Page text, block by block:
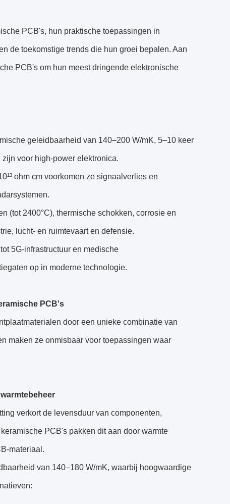
PCB's, hun praktische toepassingen in
de toekomstige trends die hun groei bepalen. Aan
PCB's om hun meest dringende elektronische
geleidbaarheid van 140–200 W/mK, 5–10 keer
voor high-power elektronica.
ohm cm voorkomen ze signaalverlies en
(tot 2400°C), thermische schokken, corrosie en
lucht- en ruimtevaart en defensie.
5G-infrastructuur en medische
op in moderne technologie.
PCB's
door een unieke combinatie van
maken ze onmisbaar voor toepassingen waar
verkort de levensduur van componenten,
PCB's pakken dit aan door warmte
materiaal.
van 140–180 W/mK, waarbij hoogwaardige